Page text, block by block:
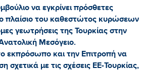
να εγκρίνει πρόσθετες
πλαίσιο του καθεστώτος κυρώσεων
γεωτρήσεις της Τουρκίας στην
Μεσόγειο.
εκπρόσωπο και την Επιτροπή να
σχετικά με τις σχέσεις ΕΕ-Τουρκίας,